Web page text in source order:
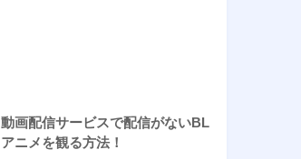
動画配信サービスで配信がないBL
アニメを観る方法！